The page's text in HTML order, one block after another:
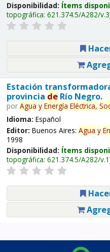
Disponibilidad: Ítems
topográfica: 621.374.5/A282/v.3
Estación
provincia deRío Negro.
por Agua y Energía Eléctrica,
Idioma: Español
Editor: Buenos Aires: Agua y
1998
Disponibilidad: Ítems
topográfica: 621.374.5/A282/v.1